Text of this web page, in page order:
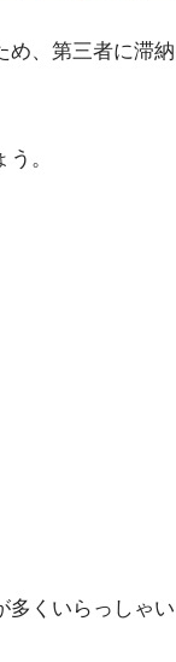
め、第三者に滞納
。
多くいらっしゃい